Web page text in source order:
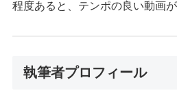
程度あると、テンポの良い動画が
執筆者プロフィール